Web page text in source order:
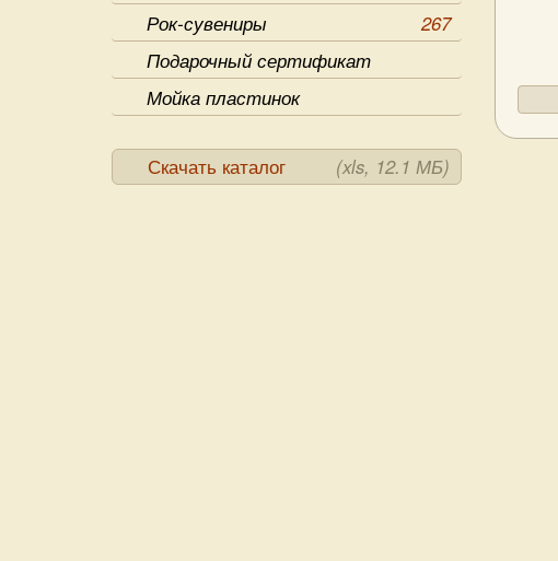
Рок-сувениры
267
Подарочный сертификат
Мойка пластинок
Скачать каталог (xls, 12.1 МБ)